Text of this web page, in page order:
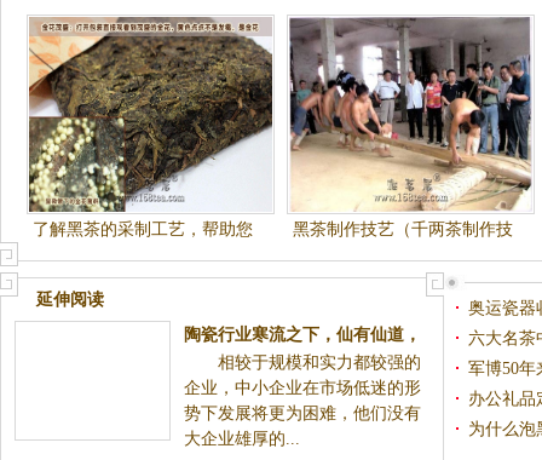
了解黑茶的采制工艺，帮助您
认识和收藏黑茶
黑茶制作技艺（千两茶制作技
艺）
延伸阅读
陶瓷行业寒流之下，仙有仙道，
魔有魔招
相较于规模和实力都较强的
企业，中小企业在市场低迷的形
势下发展将更为困难，他们没有
大企业雄厚的...
奥运瓷器
六大名茶
军博50年
亮相
办公礼品
为什么泡